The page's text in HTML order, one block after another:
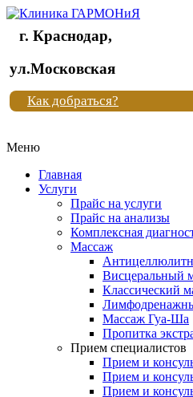
Клиника
"Новая
жизнь"
Клиника
жизнь"
г. Краснодар,
ул.Московская
Как добраться?
Меню
Главная
Услуги
Прайс на услуги
Прайс на анализы
Комплексная
Массаж
Висцеральный
Классический
Массаж Гуа-Ша
Пропитка
Прием специалистов
Прием и
Прием и
Прием и